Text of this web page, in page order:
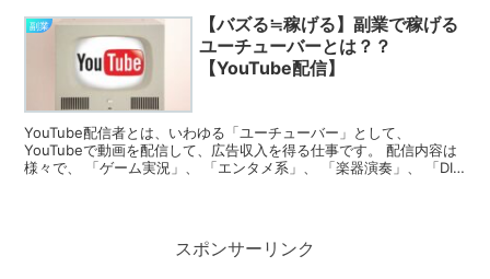
副業
【バズる≒稼げる】副業で稼げる
ユーチューバーとは？？
【YouTube配信】
YouTube配信者とは、いわゆる「ユーチューバー」として、
YouTubeで動画を配信して、広告収入を得る仕事です。 配信内容は
様々で、 「ゲーム実況」、 「エンタメ系」、 「楽器演奏」、 「DIY
スポンサーリンク